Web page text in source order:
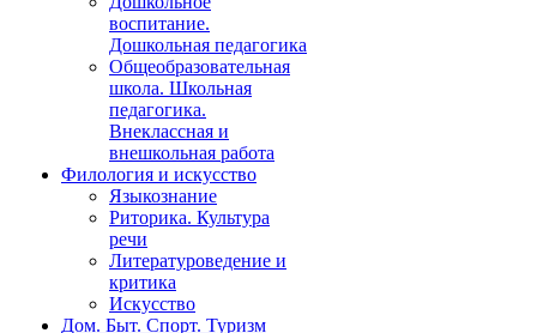
воспитание.
Дошкольная педагогика
Общеобразовательная
школа. Школьная
педагогика.
Внеклассная и
внешкольная работа
Филология и искусство
Языкознание
Риторика. Культура
речи
Литературоведение и
критика
Искусство
Дом. Быт. Спорт. Туризм